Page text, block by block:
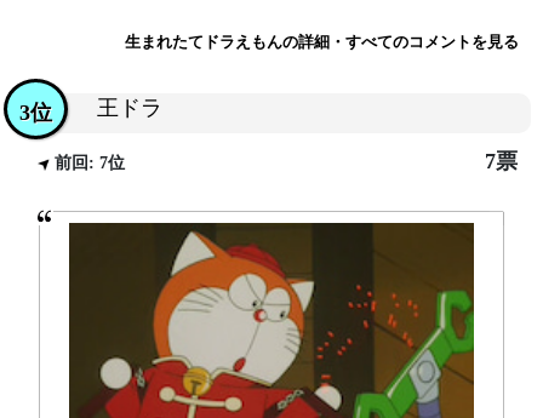
生まれたてドラえもんの詳細・すべてのコメントを見る
王ドラ
3位
前回: 7位 7票